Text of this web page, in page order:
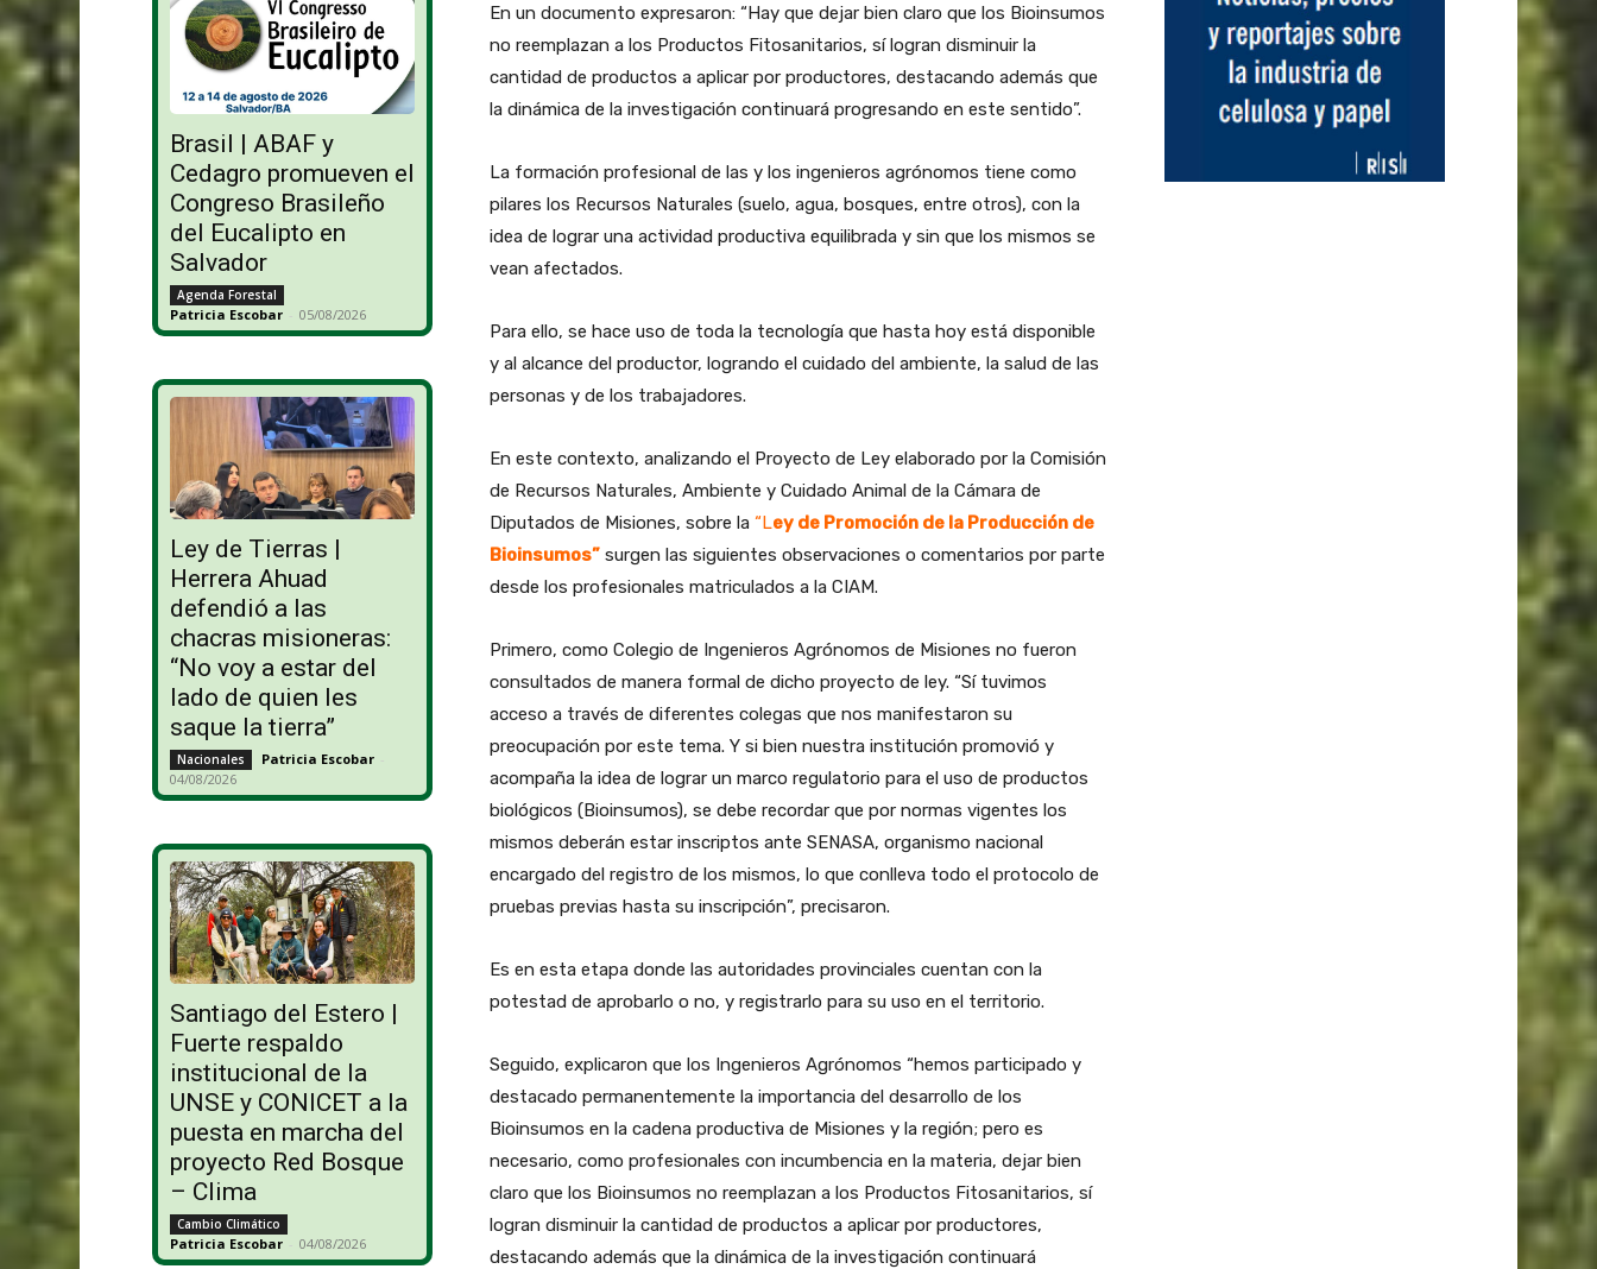
Brasil | ABAF y
Cedagro promueven el
Congreso Brasileño
del Eucalipto en
Salvador
Agenda Forestal
Patricia Escobar - 05/08/2026
Ley de Tierras |
Herrera Ahuad
defendió a las
chacras misioneras:
“No voy a estar del
lado de quien les
saque la tierra”
Nacionales Patricia Escobar -
04/08/2026
Santiago del Estero |
Fuerte respaldo
institucional de la
UNSE y CONICET a la
puesta en marcha del
proyecto Red Bosque
– Clima
Cambio Climático
Patricia Escobar - 04/08/2026
En un documento expresaron: “Hay que dejar bien claro que los Bioinsumos
no reemplazan a los Productos Fitosanitarios, sí logran disminuir la
cantidad de productos a aplicar por productores, destacando además que
la dinámica de la investigación continuará progresando en este sentido”.
La formación profesional de las y los ingenieros agrónomos tiene como
pilares los Recursos Naturales (suelo, agua, bosques, entre otros), con la
idea de lograr una actividad productiva equilibrada y sin que los mismos se
vean afectados.
Para ello, se hace uso de toda la tecnología que hasta hoy está disponible
y al alcance del productor, logrando el cuidado del ambiente, la salud de las
personas y de los trabajadores.
En este contexto, analizando el Proyecto de Ley elaborado por la Comisión
de Recursos Naturales, Ambiente y Cuidado Animal de la Cámara de
Diputados de Misiones, sobre la“Ley de Promoción de la Producción de
Bioinsumos” surgen las siguientes observaciones o comentarios por parte
desde los profesionales matriculados a la CIAM.
Primero, como Colegio de Ingenieros Agrónomos de Misiones no fueron
consultados de manera formal de dicho proyecto de ley. “Sí tuvimos
acceso a través de diferentes colegas que nos manifestaron su
preocupación por este tema. Y si bien nuestra institución promovió y
acompaña la idea de lograr un marco regulatorio para el uso de productos
biológicos (Bioinsumos), se debe recordar que por normas vigentes los
mismos deberán estar inscriptos ante SENASA, organismo nacional
encargado del registro de los mismos, lo que conlleva todo el protocolo de
pruebas previas hasta su inscripción”, precisaron.
Es en esta etapa donde las autoridades provinciales cuentan con la
potestad de aprobarlo o no, y registrarlo para su uso en el territorio.
Seguido, explicaron que los Ingenieros Agrónomos “hemos participado y
destacado permanentemente la importancia del desarrollo de los
Bioinsumos en la cadena productiva de Misiones y la región; pero es
necesario, como profesionales con incumbencia en la materia, dejar bien
claro que los Bioinsumos no reemplazan a los Productos Fitosanitarios, sí
logran disminuir la cantidad de productos a aplicar por productores,
destacando además que la dinámica de la investigación continuará